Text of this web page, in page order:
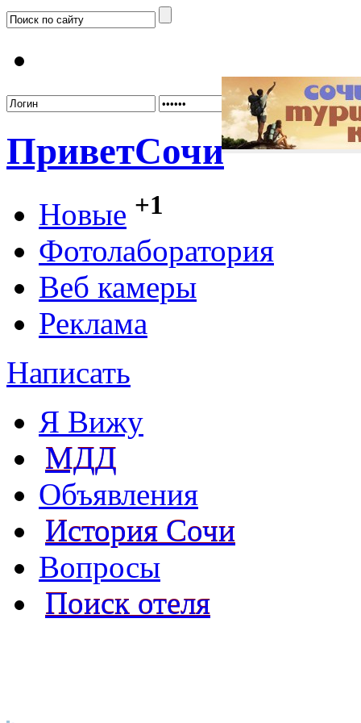
ПриветСочи
Новые +1
Фотолаборатория
Веб камеры
Реклама
Написать
Я Вижу
МДД
Объявления
История Сочи
Вопросы
Поиск отеля